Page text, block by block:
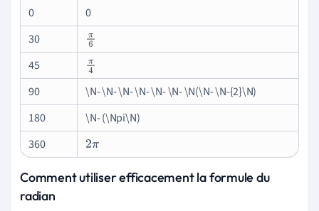
0
0
30
π6
45
π4
90
\N- \N- \N- \N- \N- \N- \N(\N- \N-{2}\N)
180
\N- (\Npi\N)
360
2π
Comment utiliser efficacement la formule du
radian